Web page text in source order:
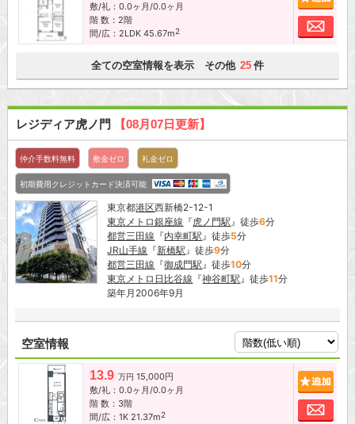
敷/礼：0.0ヶ月/0.0ヶ月
階 数：2階
間/広：2LDK 45.67m2
お
全ての空室情報を表示 その他 25 件
レジディア虎ノ門 【08月07日更新】
仲介手数料無料 敷金ゼロ 礼金ゼロ
初期費用クレジットカード決済可能
東京都港区西新橋2-12-1
東京メトロ銀座線 『虎ノ門駅』徒歩6分
都営三田線 『内幸町駅』徒歩5分
JR山手線 『新橋駅』徒歩9分
都営三田線 『御成門駅』徒歩10分
東京メトロ日比谷線 『神谷町駅』徒歩11分
築年月2006年9月
空室情報
13.9 万円 15,000円
敷/礼：0.0ヶ月/0.0ヶ月
階 数：3階
間/広：1K 21.37m2
お